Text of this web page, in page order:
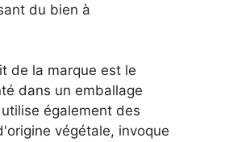
du bien à
de la marque est le
dans un emballage
également des
végétale, invoque